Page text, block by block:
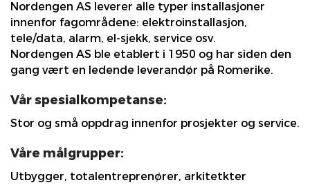
Nordengen AS leverer alle typer installasjoner
innenfor fagområdene: elektroinstallasjon,
tele/data, alarm, el-sjekk, service osv.
Nordengen AS ble etablert i 1950 og har siden den
gang vært en ledende leverandør på Romerike.
Vår spesialkompetanse:
Stor og små oppdrag innenfor prosjekter og service.
Våre målgrupper:
Utbygger, totalentreprenører, arkitetkter